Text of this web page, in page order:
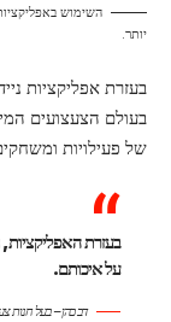
השימוש
יותר.
בעזרת אפליקציות
בעולם הצעצועים
של פעילויות
בעזרת האפליקציות,
על איכותם.
דב כהן – בעל חנות